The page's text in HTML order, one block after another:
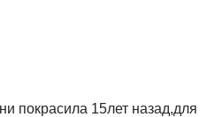
покрасила 15лет назад,для